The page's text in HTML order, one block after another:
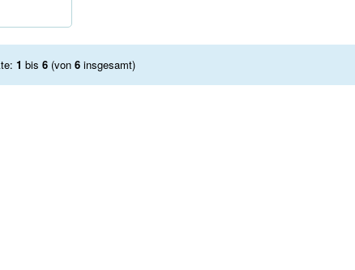
1 bis 6 (von 6 insgesamt)